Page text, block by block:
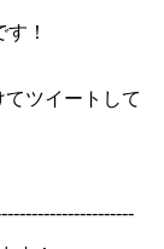
！
ツイートして